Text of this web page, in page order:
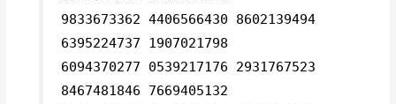
9833673362 4406566430 8602139494
6395224737 1907021798
6094370277 0539217176 2931767523
8467481846 7669405132